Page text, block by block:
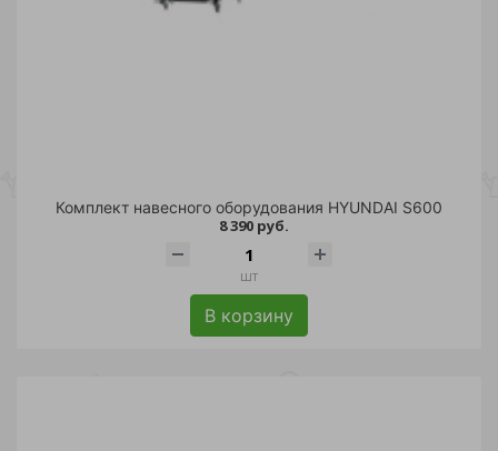
Комплект навесного оборудования HYUNDAI S600
8 390 руб.
шт
В корзину